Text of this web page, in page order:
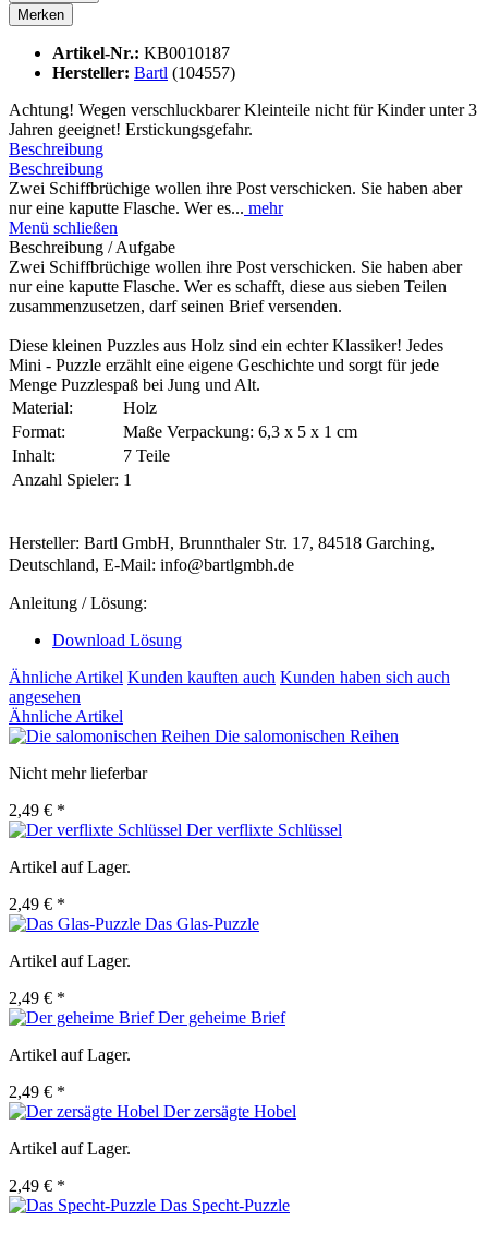
Merken
Artikel-Nr.: KB0010187
Hersteller: Bartl (104557)
Achtung! Wegen verschluckbarer Kleinteile nicht für Kinder unter 3
Jahren geeignet! Erstickungsgefahr.
Beschreibung
Beschreibung
Zwei Schiffbrüchige wollen ihre Post verschicken. Sie haben aber
nur eine kaputte Flasche. Wer es... mehr
Menü schließen
Beschreibung / Aufgabe
Zwei Schiffbrüchige wollen ihre Post verschicken. Sie haben aber
nur eine kaputte Flasche. Wer es schafft, diese aus sieben Teilen
zusammenzusetzen, darf seinen Brief versenden.
Diese kleinen Puzzles aus Holz sind ein echter Klassiker! Jedes
Mini - Puzzle erzählt eine eigene Geschichte und sorgt für jede
Menge Puzzlespaß bei Jung und Alt.
Material:
Holz
Format:
Maße Verpackung: 6,3 x 5 x 1 cm
Inhalt:
7 Teile
Anzahl Spieler: 1
Hersteller: Bartl GmbH, Brunnthaler Str. 17, 84518 Garching,
Deutschland, E-Mail: info@bartlgmbh.de
Anleitung / Lösung:
Download Lösung
Ähnliche Artikel Kunden kauften auch Kunden haben sich auch
angesehen
Ähnliche Artikel
Die salomonischen Reihen
Nicht mehr lieferbar
2,49 € *
Der verflixte Schlüssel
Artikel auf Lager.
2,49 € *
Das Glas-Puzzle
Artikel auf Lager.
2,49 € *
Der geheime Brief
Artikel auf Lager.
2,49 € *
Der zersägte Hobel
Artikel auf Lager.
2,49 € *
Das Specht-Puzzle